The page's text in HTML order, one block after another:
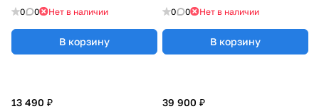
0 0 Нет в наличии
В корзину
0 0 Нет в наличии
В корзину
13 490 ₽ 39 900 ₽